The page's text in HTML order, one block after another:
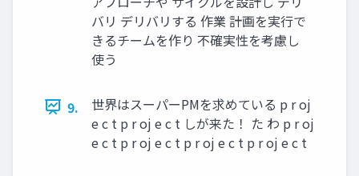
バリ デリバリする 作業 計画を実行で
きるチームを作り 不確実性を考慮し
使う
9.
世界はスーパーPMを求めている p r oj
e c t p r oj e c t しが来た！ た わ p r oj
e c t p r oj e c t p r oj e c t p r oj e c t